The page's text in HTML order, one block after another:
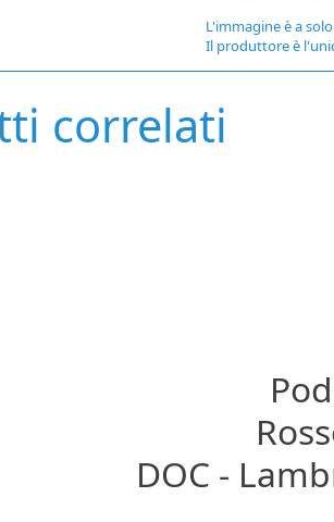
L'immagine è a
Il produttore è
correlati
DOC -